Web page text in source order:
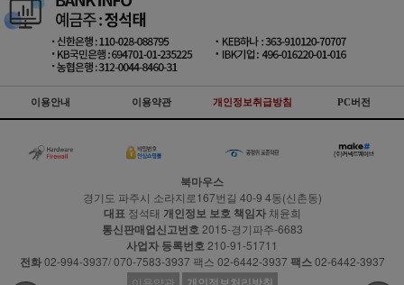
이용안내 이용약관 개인정보취급방침 PC버전
북마우스
경기도 파주시 소라지로167번길 40-9 4동(신촌동)
대표 정석태 개인정보 보호 책임자채윤희
통신판매업신고번호 2015-경기파주-6683
사업자 등록번호210-91-51711
전화02-994-3937/ 070-7583-3937 팩스 02-6442-3937 팩스02-6442-3937
이용약관